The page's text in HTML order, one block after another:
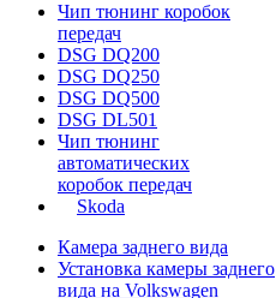
Чип тюнинг коробок
передач
DSG DQ200
DSG DQ250
DSG DQ500
DSG DL501
Чип тюнинг
автоматических
коробок передач
Skoda
Камера заднего вида
Установка камеры заднего
вида на Volkswagen